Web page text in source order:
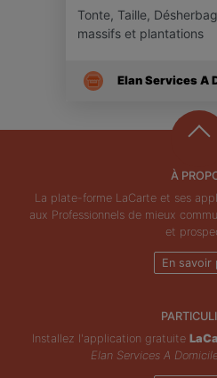
Tonte, Taille,
massifs et plantations
Elan Services A
À
La plate-forme LaCarte et ses
aux Professionnels de mieux
et
En savoir
Installez l'application gratuite
Elan Services A